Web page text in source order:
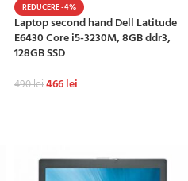
REDUCERE -4%
Laptop second hand Dell Latitude
E6430 Core i5-3230M, 8GB ddr3,
128GB SSD
490lei466lei